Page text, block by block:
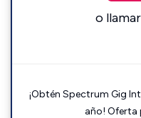
o llamar
¡Obtén Spectrum Gig
año!